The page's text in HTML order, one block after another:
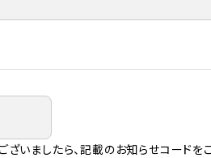
いましたら、記載のお知らせコードを